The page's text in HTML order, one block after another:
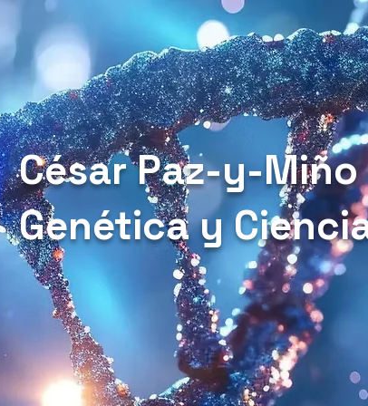
César Paz-y-Miño
Genética y